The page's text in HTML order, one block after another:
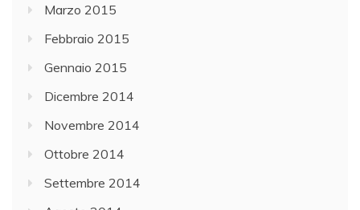
d
i
a
r
d
I
Marzo 2015
Febbraio 2015
Gennaio 2015
Dicembre 2014
Novembre 2014
Ottobre 2014
Settembre 2014